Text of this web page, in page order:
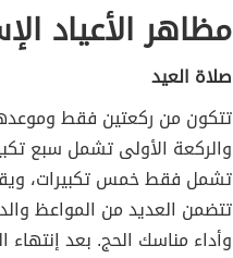
مظاهر الأعياد
صلاة العيد
تتكون من ركعتين فقط
والركعة الأولى تشمل سبع
تشمل فقط خمس تكبيرات،
تتضمن العديد من المواعظ
وأداء مناسك الحج. بعد